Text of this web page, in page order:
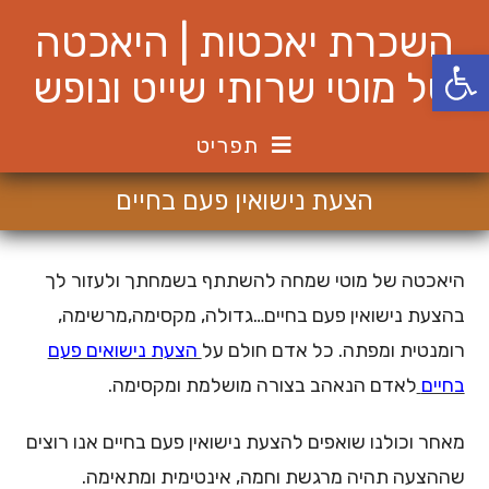
פתח סרגל נגישות
contentהשכרת יאכטות | היאכטה
של מוטי שרותי שייט ונופש
תפריט
הצעת נישואין פעם בחיים
היאכטה של מוטי שמחה להשתתף בשמחתך ולעזור לך
בהצעת נישואין פעם בחיים…גדולה, מקסימה,מרשימה,
רומנטית ומפתה. כל אדם חולם על הצעת נישואים פעם
בחיים לאדם הנאהב בצורה מושלמת ומקסימה.
מאחר וכולנו שואפים להצעת נישואין פעם בחיים אנו רוצים
שההצעה תהיה מרגשת וחמה, אינטימית ומתאימה.